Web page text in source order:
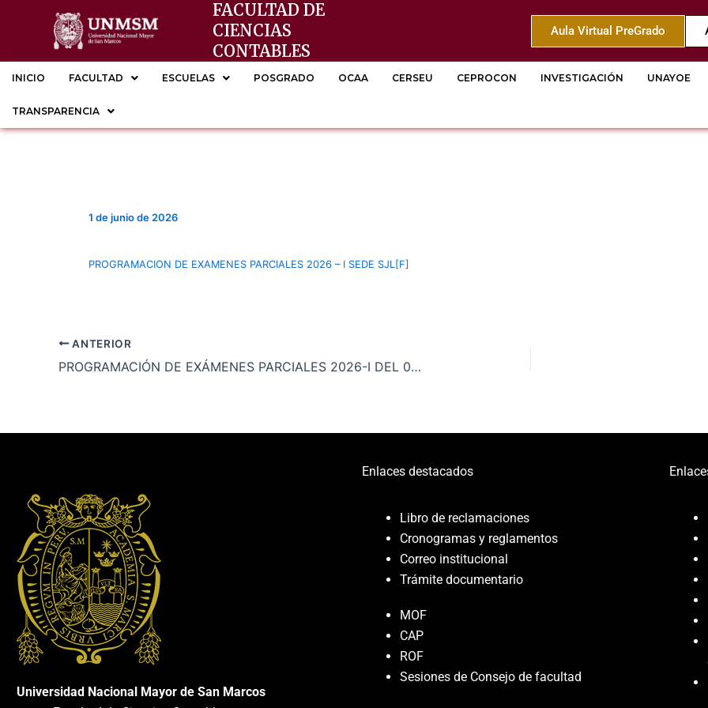
contenido
FACULTAD DE
CIENCIAS
CONTABLES
Aula Virtual PreGrado
INICIO FACULTAD ESCUELAS POSGRADO OCAA CERSEU CEPROCON INVESTIGACIÓN UNAYOE
TRANSPARENCIA
1 de junio de 2026
PROGRAMACION DE EXAMENES PARCIALES 2026 – I SEDE SJL[F]
ANTERIOR
PROGRAMACIÓN DE EXÁMENES PARCIALES 2026-I DEL 09 AL 15 DE JUNIO CIUDAD UNIVERSITARIA
Universidad Nacional Mayor de San Marcos
Enlaces destacados
Libro de reclamaciones
Cronogramas y reglamentos
Correo institucional
Trámite documentario
MOF
CAP
ROF
Sesiones de Consejo de facultad